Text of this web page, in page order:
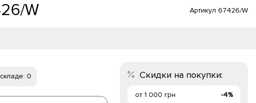
W Артикул 67426/W
0 Скидки на покупки:
от 1 000 грн -4%